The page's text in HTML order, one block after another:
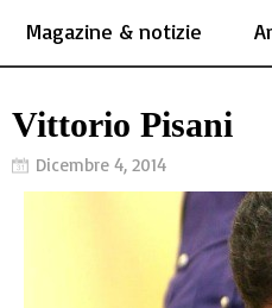
Magazine & notizie
Vittorio Pisani
Dicembre 4, 2014